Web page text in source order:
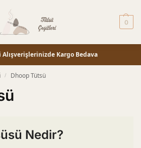
0
Alışverişlerinizde Kargo Bedava
/ Dhoop Tütsü
Nedir?